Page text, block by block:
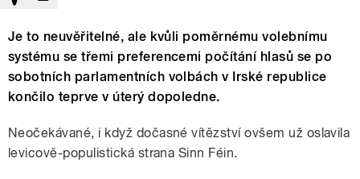
Je to neuvěřitelné, ale kvůli poměrnému volebnímu
systému se třemi preferencemi počítání hlasů se po
sobotních parlamentních volbách v Irské republice
končilo teprve v úterý dopoledne.
Neočekávané, i když dočasné vítězství ovšem už oslavila
levicově-populistická strana Sinn Féin.